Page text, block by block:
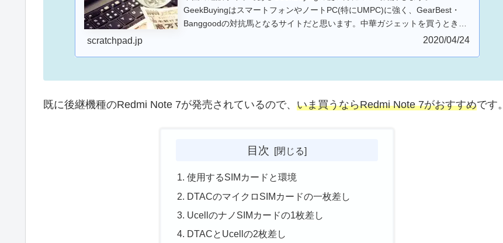
GeekBuyingはスマートフォンやノートPC(特にUMPC)に強く、GearBest・
Banggoodの対抗馬となるサイトだと思います。中華ガジェットを買うときに
scratchpad.jp 2020/04/24
既に後継機種のRedmi Note 7が発売されているので、 いま買うならRedmi Note 7がおすすめです。
目次
使用するSIMカードと環境
DTACのマイクロSIMカードの一枚差し
UcellのナノSIMカードの1枚差し
DTACとUcellの2枚差し